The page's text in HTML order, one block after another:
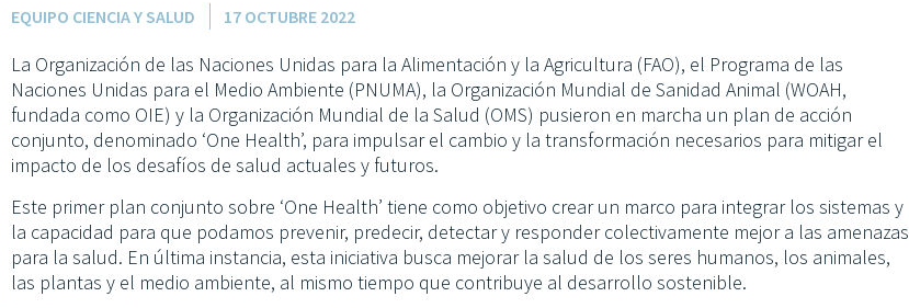
EQUIPO CIENCIA Y SALUD 17 OCTUBRE 2022
La Organización de las Naciones Unidas para la Alimentación y la Agricultura (FAO), el Programa de las
Naciones Unidas para el Medio Ambiente (PNUMA), la Organización Mundial de Sanidad Animal (WOAH,
fundada como OIE) y la Organización Mundial de la Salud (OMS) pusieron en marcha un plan de acción
conjunto, denominado ‘One Health’, para impulsar el cambio y la transformación necesarios para mitigar el
impacto de los desafíos de salud actuales y futuros.
Este primer plan conjunto sobre ‘One Health’ tiene como objetivo crear un marco para integrar los sistemas y
la capacidad para que podamos prevenir, predecir, detectar y responder colectivamente mejor a las amenazas
para la salud. En última instancia, esta iniciativa busca mejorar la salud de los seres humanos, los animales,
las plantas y el medio ambiente, al mismo tiempo que contribuye al desarrollo sostenible.